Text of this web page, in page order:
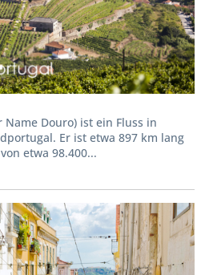
Douro) ist ein Fluss in
Er ist etwa 897 km lang
etwa 98.400...